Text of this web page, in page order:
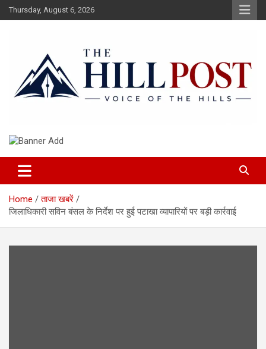
Skip
to
Thursday, August 6, 2026
The Hillpost
Home
ताजा खबरें
जिलाधिकारी सविन बंसल के निर्देश पर हुई पटाखा व्यापारियों पर बड़ी कार्रवाई